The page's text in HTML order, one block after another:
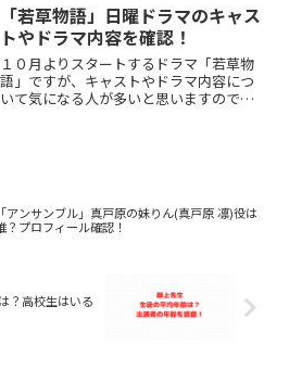
ました。
「若草物語」日曜ドラマのキャス
トやドラマ内容を確認！
１０月よりスタートするドラマ「若草物
語」ですが、キャストやドラマ内容につ
いて気になる人が多いと思いますので確
「アンサンブル」真戸原の妹りん(真戸原 凛)役は
？プロフィール確認！
？高校生はいる